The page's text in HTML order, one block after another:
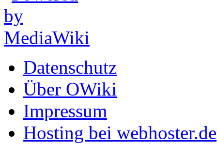
Datenschutz
Über OWiki
Impressum
Hosting bei webhoster.de